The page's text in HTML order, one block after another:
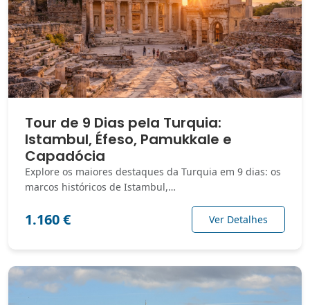
Tour de 9 Dias pela Turquia:
Istambul, Éfeso, Pamukkale e
Capadócia
Explore os maiores destaques da Turquia em 9 dias: os
marcos históricos de Istambul,…
1.160 € Ver Detalhes